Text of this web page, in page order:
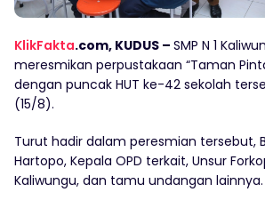
KlikFakta.com, KUDUS – SMP N 1
meresmikan perpustakaan “Taman
dengan puncak HUT ke-42 sekolah
(15/8).
Turut hadir dalam peresmian tersebut,
Hartopo, Kepala OPD terkait, Unsur
Kaliwungu, dan tamu undangan lainnya.